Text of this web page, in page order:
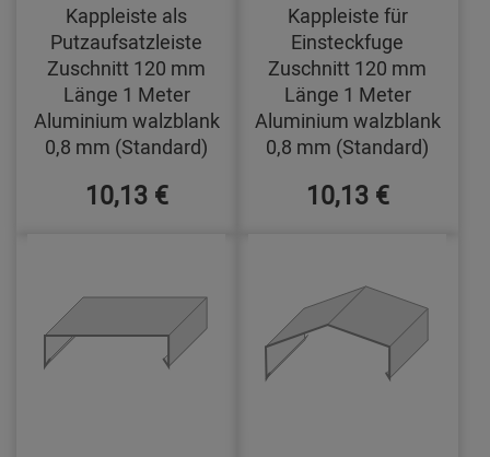
Kappleiste als
Putzaufsatzleiste
Zuschnitt 120 mm
Länge 1 Meter
Aluminium walzblank
0,8 mm (Standard)
10,13 €
Kappleiste für
Einsteckfuge
Zuschnitt 120 mm
Länge 1 Meter
Aluminium walzblank
0,8 mm (Standard)
10,13 €